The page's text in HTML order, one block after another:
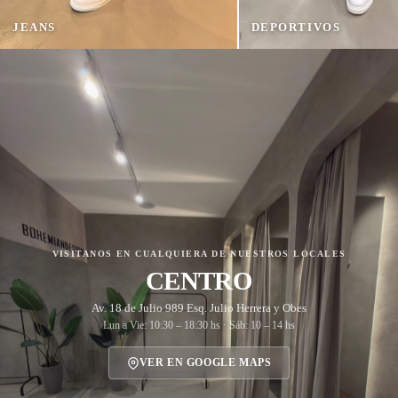
JEANS DEPORTIVOS
VISITANOS EN CUALQUIERA DE NUESTROS LOCALES
CENTRO
Av. 18 de Julio 989 Esq. Julio Herrera y Obes
Lun a Vie: 10:30 – 18:30 hs · Sáb: 10 – 14 hs
VER EN GOOGLE MAPS